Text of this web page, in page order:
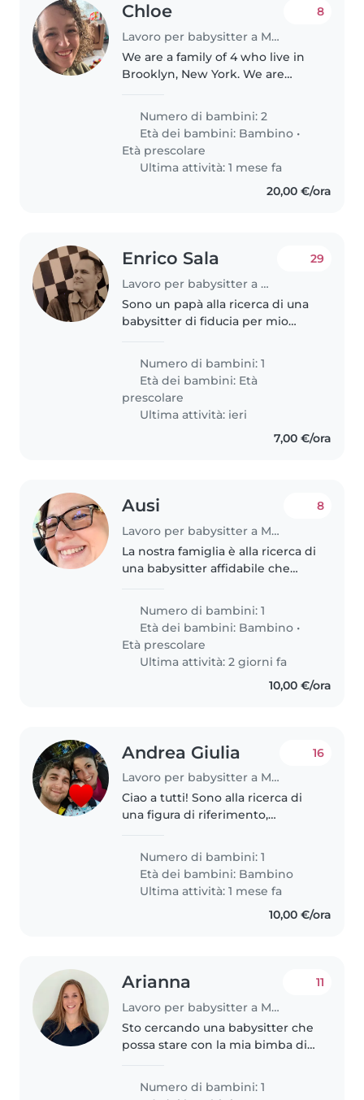
Chloe
Lavoro per babysitter a Modena
8
We are a family of 4 who live in
Brooklyn, New York. We are
Our children Henry (5) and Clara
(2) are incredibly sweet and kind
kids. My husband and..
Numero di bambini: 2
Età dei bambini: Bambino •
Età prescolare
Ultima attività: 1 mese fa
20,00 €/ora
Enrico Sala
Lavoro per babysitter a Modena
29
Sono un papà alla ricerca di una
babysitter di fiducia per mio
una tata/babysitter che ci dia
una mano nella gestione di mia
figlia durante la settimana,..
Numero di bambini: 1
Età dei bambini: Età
prescolare
Ultima attività: ieri
7,00 €/ora
Ausi
Lavoro per babysitter a Modena
8
La nostra famiglia è alla ricerca di
una babysitter affidabile che
Lavorando avremmo bisogno di
una ragazza che sia disponibile..
Numero di bambini: 1
Età dei bambini: Bambino •
Età prescolare
Ultima attività: 2 giorni fa
10,00 €/ora
Andrea Giulia
Lavoro per babysitter a Modena
16
Ciao a tutti! Sono alla ricerca di
una figura di riferimento,
bimbo di 2 anni e 3 mesi. È un
bambino solare, molto curioso e
Numero di bambini: 1
Età dei bambini: Bambino
Ultima attività: 1 mese fa
10,00 €/ora
Arianna
Lavoro per babysitter a Modena
11
Sto cercando una babysitter che
possa stare con la mia bimba di
persona affidabile che ami stare
con i bambini che sia dolce e
Numero di bambini: 1